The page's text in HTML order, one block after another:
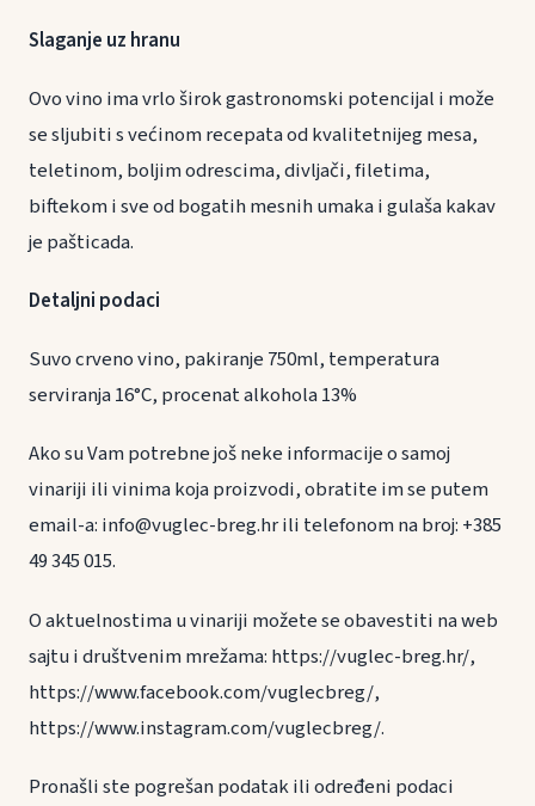
Slaganje uz hranu
Ovo vino ima vrlo širok gastronomski potencijal i može
se sljubiti s većinom recepata od kvalitetnijeg mesa,
teletinom, boljim odrescima, divljači, filetima,
biftekom i sve od bogatih mesnih umaka i gulaša kakav
je pašticada.
Detaljni podaci
Suvo crveno vino, pakiranje 750ml, temperatura
serviranja 16°C, procenat alkohola 13%
Ako su Vam potrebne još neke informacije o samoj
vinariji ili vinima koja proizvodi, obratite im se putem
email-a: info@vuglec-breg.hr ili telefonom na broj: +385
49 345 015.
O aktuelnostima u vinariji možete se obavestiti na web
sajtu i društvenim mrežama: https://vuglec-breg.hr/,
https://www.facebook.com/vuglecbreg/,
https://www.instagram.com/vuglecbreg/.
Pronašli ste pogrešan podatak ili određeni podaci